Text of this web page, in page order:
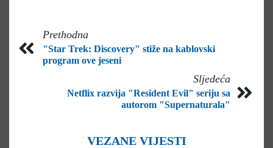
Prethodna
"Star Trek: Discovery" stiže na kablovski
program ove jeseni
Sljedeća
Netflix razvija "Resident Evil" seriju sa
autorom "Supernaturala"
VEZANE VIJESTI